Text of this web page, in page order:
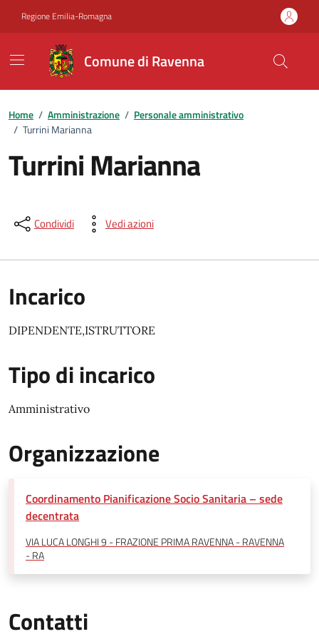
Regione Emilia-Romagna
Comune di Ravenna
Home / Amministrazione / Personale amministrativo
/ Turrini Marianna
Turrini Marianna
Condividi Vedi azioni
Incarico
DIPENDENTE,ISTRUTTORE
Tipo di incarico
Amministrativo
Organizzazione
Coordinamento Pianificazione Socio Sanitaria – sede
decentrata
VIA LUCA LONGHI 9 - FRAZIONE PRIMA RAVENNA - RAVENNA
- RA
Contatti